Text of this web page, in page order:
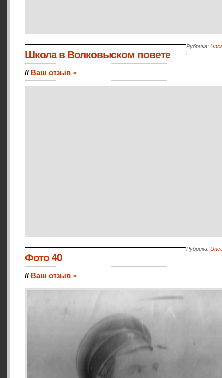
Рубрика:
Школа в Волковыском повете
// Ваш отзыв »
Рубрика:
Фото 40
// Ваш отзыв »